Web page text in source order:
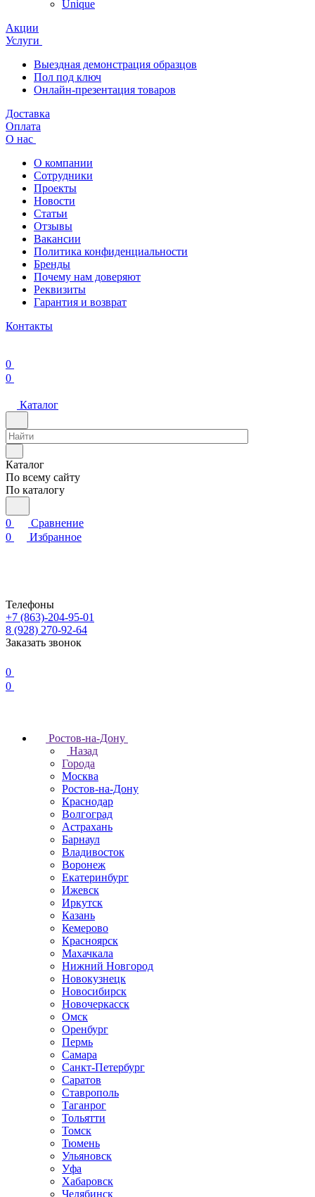
Unique
Акции
Услуги
Выездная демонстрация образцов
Пол под ключ
Онлайн-презентация товаров
Доставка
Оплата
О нас
О компании
Сотрудники
Проекты
Новости
Статьи
Отзывы
Вакансии
Политика конфиденциальности
Бренды
Почему нам доверяют
Реквизиты
Гарантия и возврат
Контакты
0
0
Каталог
Каталог
По всему сайту
По каталогу
0
Сравнение
0
Избранное
Телефоны
+7 (863)-204-95-01
8 (928) 270-92-64
Заказать звонок
0
0
Ростов-на-Дону
Назад
Города
Москва
Ростов-на-Дону
Краснодар
Волгоград
Астрахань
Барнаул
Владивосток
Воронеж
Екатеринбург
Ижевск
Иркутск
Казань
Кемерово
Красноярск
Махачкала
Нижний Новгород
Новокузнецк
Новосибирск
Новочеркаcск
Омск
Оренбург
Пермь
Самара
Санкт-Петербург
Саратов
Ставрополь
Таганрог
Тольятти
Томск
Тюмень
Ульяновск
Уфа
Хабаровск
Челябинск